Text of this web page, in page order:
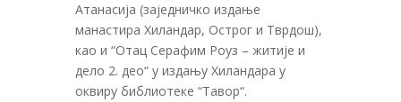
Атанасија (заједничко издање
манастира Хиландар, Острог и Тврдош),
као и “Отац Серафим Роуз – житије и
дело 2. део“ у издању Хиландара у
оквиру библиотеке “Тавор“.